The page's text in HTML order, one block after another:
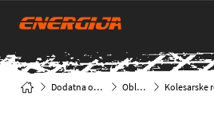
Dodatna oprema Oblačila